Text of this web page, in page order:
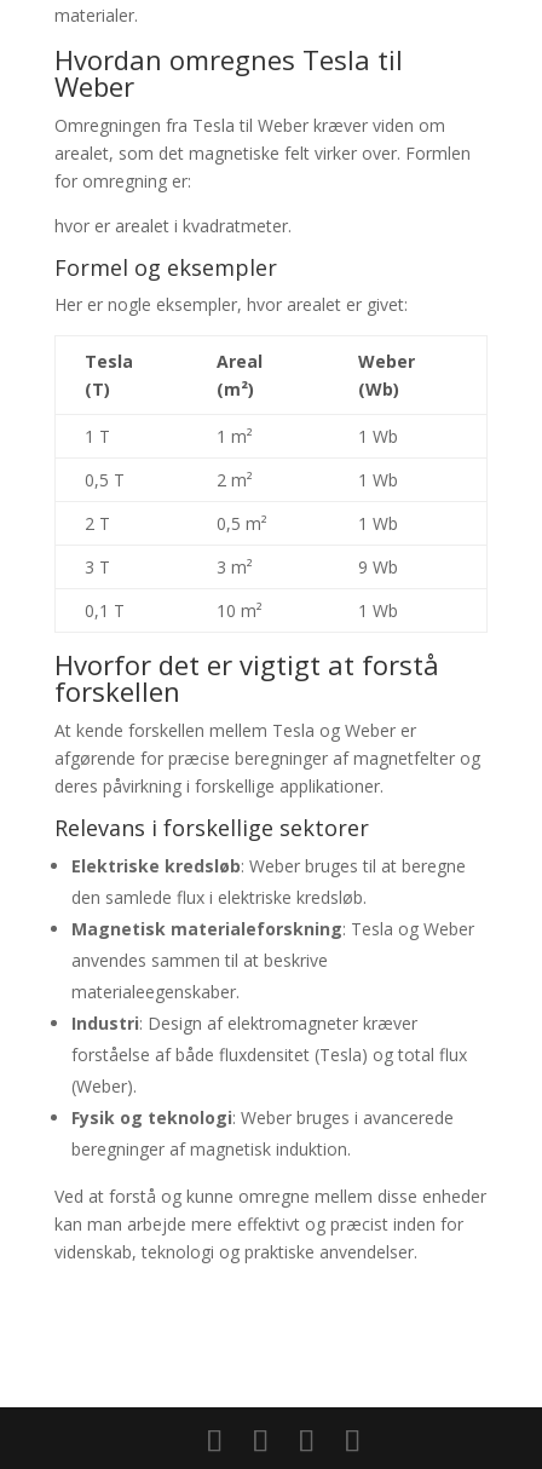
materialer.
Hvordan omregnes Tesla til
Weber
Omregningen fra Tesla til Weber kræver viden om
arealet, som det magnetiske felt virker over. Formlen
for omregning er:
hvor er arealet i kvadratmeter.
Formel og eksempler
Her er nogle eksempler, hvor arealet er givet:
Tesla
(T)
Areal
(m²)
Weber
(Wb)
1 T 1 m²
1 Wb
0,5 T
2 m²
1 Wb
2 T
0,5 m²
1 Wb
3 T
3 m²
9 Wb
0,1 T
10 m² 1 Wb
Hvorfor det er vigtigt at forstå
forskellen
At kende forskellen mellem Tesla og Weber er
afgørende for præcise beregninger af magnetfelter og
deres påvirkning i forskellige applikationer.
Relevans i forskellige sektorer
Elektriske kredsløb: Weber bruges til at beregne
den samlede flux i elektriske kredsløb.
Magnetisk materialeforskning: Tesla og Weber
anvendes sammen til at beskrive
materialeegenskaber.
Industri: Design af elektromagneter kræver
forståelse af både fluxdensitet (Tesla) og total flux
(Weber).
Fysik og teknologi: Weber bruges i avancerede
beregninger af magnetisk induktion.
Ved at forstå og kunne omregne mellem disse enheder
kan man arbejde mere effektivt og præcist inden for
videnskab, teknologi og praktiske anvendelser.